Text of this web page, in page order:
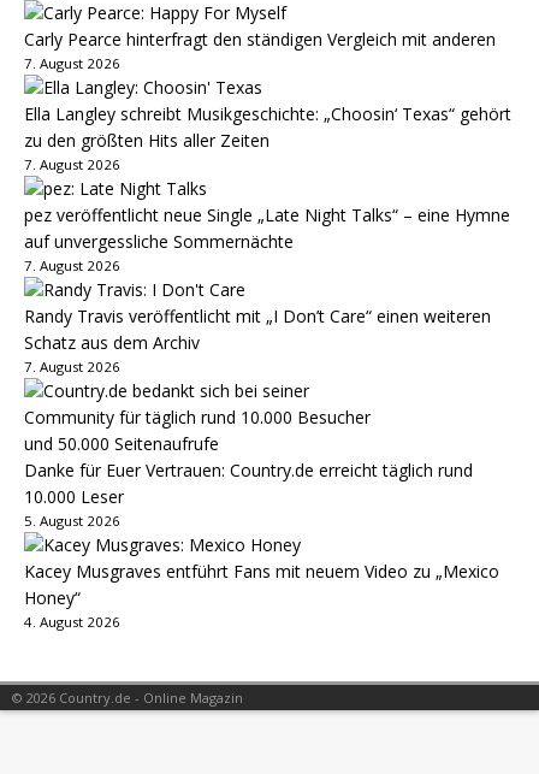
Carly Pearce hinterfragt den ständigen Vergleich mit anderen
7. August 2026
Ella Langley schreibt Musikgeschichte: „Choosin‘ Texas“ gehört
zu den größten Hits aller Zeiten
7. August 2026
pez veröffentlicht neue Single „Late Night Talks“ – eine Hymne
auf unvergessliche Sommernächte
7. August 2026
Randy Travis veröffentlicht mit „I Don’t Care“ einen weiteren
Schatz aus dem Archiv
7. August 2026
Danke für Euer Vertrauen: Country.de erreicht täglich rund
10.000 Leser
5. August 2026
Kacey Musgraves entführt Fans mit neuem Video zu „Mexico
Honey“
4. August 2026
© 2026 Country.de - Online Magazin